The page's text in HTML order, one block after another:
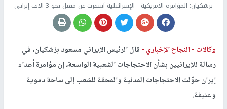
بزشكيان: المؤامرة الأمريكية - الإسرائيلية أسفرت عن مقتل نحو 3 آلاف إيراني
وكالات -النجاح الإخباري -قال الرئيس الإيراني مسعود بزشكيان، في
رسالة للإيرانيين بشأن الاحتجاجات الشعبية الواسعة، إن مؤامرة أعداء
إيران حوّلت الاحتجاجات المدنية والمحقة للشعب إلى ساحة دموية
وعنيفة.